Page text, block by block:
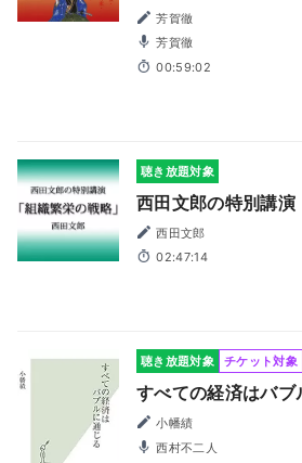
芳賀徹
芳賀徹
00:59:02
聴き放題対象
西田文郎の特別講演
西田文郎
02:47:14
聴き放題対象 チケット対象
すべての経済はバブ
小幡績
西村不二人